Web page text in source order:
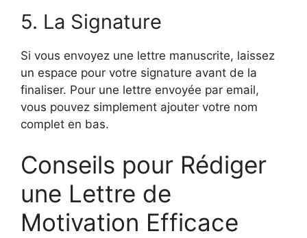
5. La Signature
Si vous envoyez une lettre manuscrite, laissez
un espace pour votre signature avant de la
finaliser. Pour une lettre envoyée par email,
vous pouvez simplement ajouter votre nom
complet en bas.
Conseils pour Rédiger
une Lettre de
Motivation Efficace